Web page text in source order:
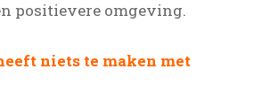
positievere omgeving.
niets te maken met